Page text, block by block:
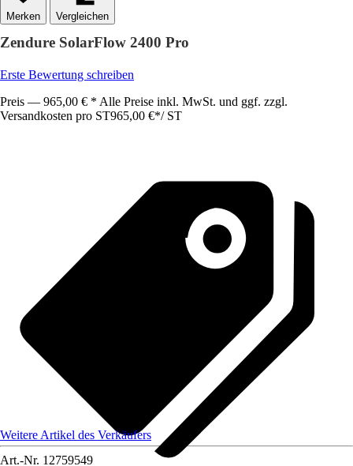
Vergleichen
Zendure SolarFlow 2400 Pro
Erste Bewertung schreiben
Preis — 965,00 € * Alle Preise inkl. MwSt. und ggf. zzgl.
Versandkosten pro ST965,00 €*/ ST
Weitere Artikel des Verkäufers
Art.-Nr. 12759549